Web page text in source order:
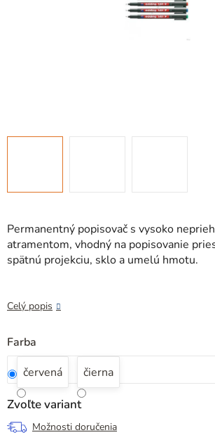
Permanentný popisovač s vysoko
atramentom, vhodný na popisovanie
spätnú projekciu, sklo a umelú hmotu.
Celý popis
Farba
červená
čierna
Zvoľte variant
Možnosti doručenia